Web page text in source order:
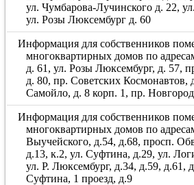
ул. Чумбарова-Лучинского д. 22,
ул. Розы Люксембург д. 60
Информация для собственников
многоквартирных домов по
д. 61, ул. Розы Люксембург, д. 57,
д. 80, пр. Советских Космонавтов,
Самойло, д. 8 корп. 1, пр.
Информация для собственников
многоквартирных домов по
Выучейского, д.54, д.68, просп.
д.13, к.2, ул. Суфтина, д.29, ул.
ул. Р. Люксембург, д.34, д.59, д.61,
Суфтина, 1 проезд, д.9